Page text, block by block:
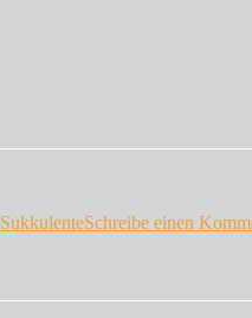
SukkulenteSchreibe einen